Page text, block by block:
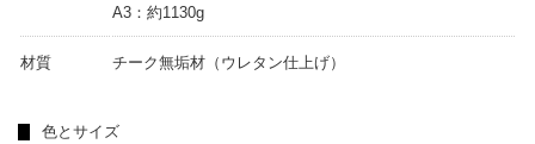
A3：約1130g
材質 チーク無垢材（ウレタン仕上げ）
色とサイズ